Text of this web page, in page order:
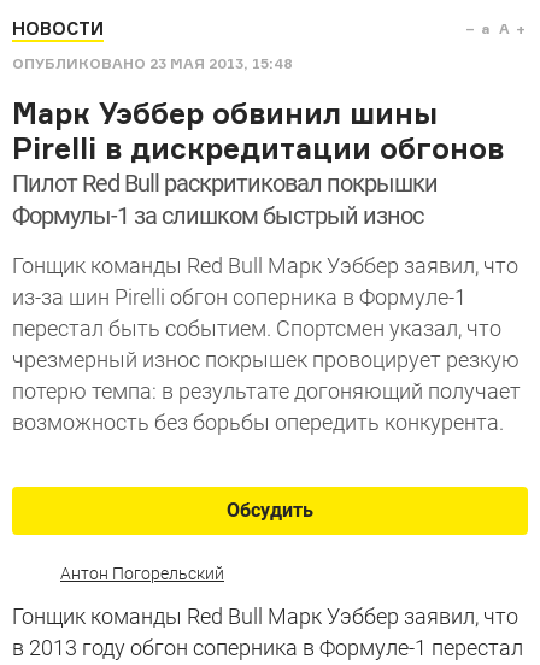
НОВОСТИ
ОПУБЛИКОВАНО 23 МАЯ 2013, 15:48
a A
Марк Уэббер обвинил шины
Pirelli в дискредитации обгонов
Пилот Red Bull раскритиковал покрышки
Формулы-1 за слишком быстрый износ
Гонщик команды Red Bull Марк Уэббер заявил, что
из-за шин Pirelli обгон соперника в Формуле-1
перестал быть событием. Спортсмен указал, что
чрезмерный износ покрышек провоцирует резкую
потерю темпа: в результате догоняющий получает
возможность без борьбы опередить конкурента.
Обсудить
Антон Погорельский
Гонщик команды Red Bull Марк Уэббер заявил, что
в 2013 году обгон соперника в Формуле-1 перестал